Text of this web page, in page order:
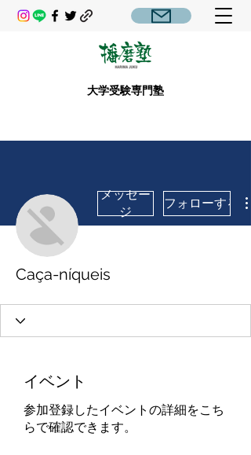
大学受験専門塾
メッセー
ジ
フォローする
Caça-níqueis
イベント
参加登録したイベントの詳細をこち
らで確認できます。